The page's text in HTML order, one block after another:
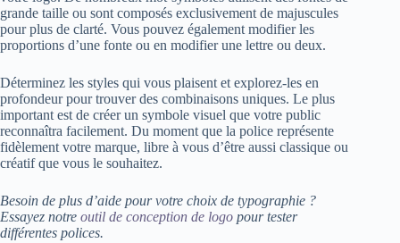
grande taille ou sont composés exclusivement de majuscules
pour plus de clarté. Vous pouvez également modifier les
proportions d’une fonte ou en modifier une lettre ou deux.
Déterminez les styles qui vous plaisent et explorez-les en
profondeur pour trouver des combinaisons uniques. Le plus
important est de créer un symbole visuel que votre public
reconnaîtra facilement. Du moment que la police représente
fidèlement votre marque, libre à vous d’être aussi classique ou
créatif que vous le souhaitez.
Besoin de plus d’aide pour votre choix de typographie ?
Essayez notre outil de conception de logo pour tester
différentes polices.